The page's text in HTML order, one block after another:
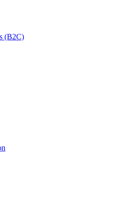
(B2C)